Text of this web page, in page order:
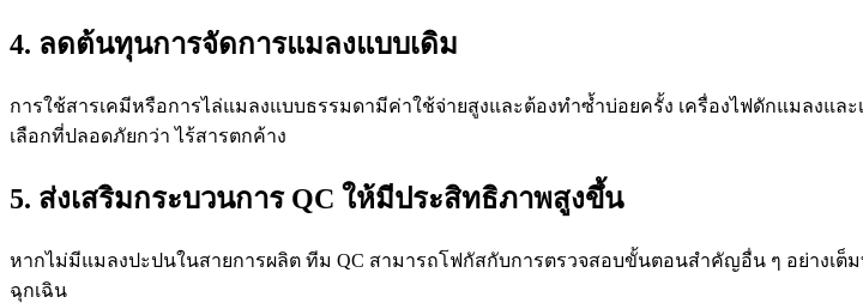
4. ลดต้นทุนการจัดการแมลงแบบเดิม
การใช้สารเคมีหรือการไล่แมลงแบบธรรมดามีค่าใช้จ่ายสูงและต้องทำซ้ำบ่อยครั้ง เครื่องไฟดักแมลงแ
เลือกที่ปลอดภัยกว่า ไร้สารตกค้าง
5. ส่งเสริมกระบวนการ QC ให้มีประสิทธิภาพสูงขึ้น
หากไม่มีแมลงปะปนในสายการผลิต ทีม QC สามารถโฟกัสกับการตรวจสอบขั้นตอนสำคัญอื่น ๆ อย่างเต็
ฉุกเฉิน